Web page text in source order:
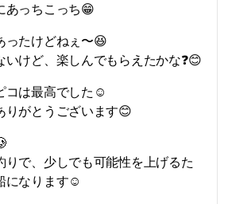
あっちこっち😁
ったけどねぇ〜😆
いけど、楽しんでもらえたかな❓😊
コは最高でした☺️
りがとうございます😊
りで、少しでも可能性を上げるた
になります☺️